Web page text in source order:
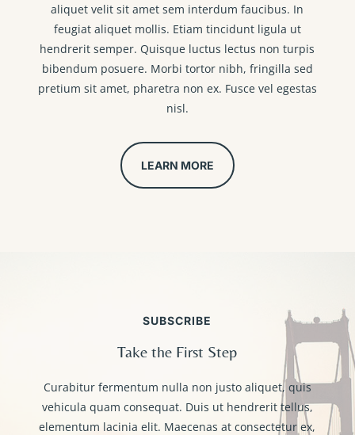
aliquet velit sit amet sem interdum faucibus. In
feugiat aliquet mollis. Etiam tincidunt ligula ut
hendrerit semper. Quisque luctus lectus non turpis
bibendum posuere. Morbi tortor nibh, fringilla sed
pretium sit amet, pharetra non ex. Fusce vel egestas
nisl.
LEARN MORE
SUBSCRIBE
Take the First Step
Curabitur fermentum nulla non justo aliquet, quis
vehicula quam consequat. Duis ut hendrerit tellus,
elementum lacinia elit. Maecenas at consectetur ex,